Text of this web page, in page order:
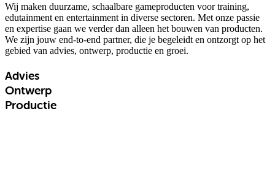
Wij maken duurzame, schaalbare gameproducten voor training,
edutainment en entertainment in diverse sectoren. Met onze passie
en expertise gaan we verder dan alleen het bouwen van producten.
We zijn jouw end-to-end partner, die je begeleidt en ontzorgt op het
gebied van advies, ontwerp, productie en groei.
Advies
Ontwerp
Productie